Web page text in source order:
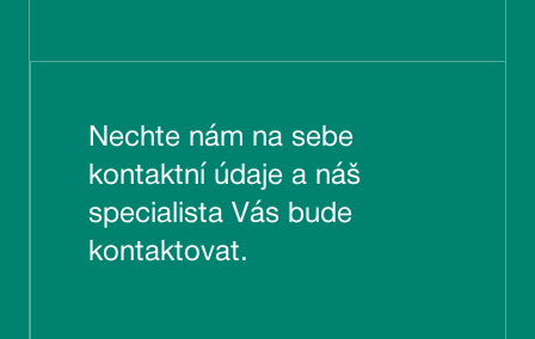
Nechte nám na sebe
kontaktní údaje a náš
specialista Vás bude
kontaktovat.